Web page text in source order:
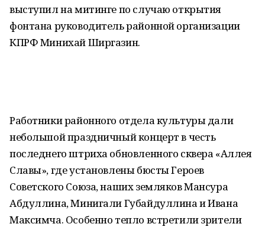
выступил на митинге по случаю открытия
фонтана руководитель районной организации
КПРФ Минихай Ширгазин.
Работники районного отдела культуры дали
небольшой праздничный концерт в честь
последнего штриха обновленного сквера «Аллея
Славы», где установлены бюсты Героев
Советского Союза, наших земляков Мансура
Абдуллина, Минигали Губайдуллина и Ивана
Максимча. Особенно тепло встретили зрители